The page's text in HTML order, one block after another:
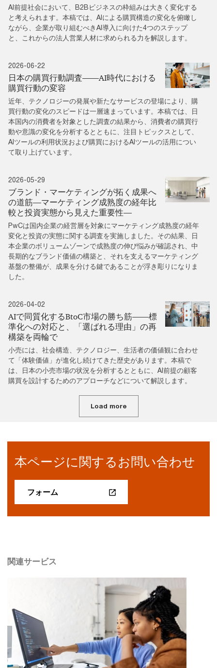
AI前提社会において、B2Bビジネスの枠組みは大きく変化する
と考えられます。本稿では、AIによる購買構造の変化を俯瞰し
ながら、企業が取り組むべきAI導入に向けた4つのステップ
と、これからの法人営業人材に求められる力を解説します。
2026-06-22
日本の購買行動調査――AI時代における
購買行動の変容
近年、テクノロジーの発展や新たなサービスの登場により、購
買行動の変化のスピードは一層速まっています。本稿では、日
本国内の消費者を対象とした調査の結果から、消費者の購買行
動や意識の変化を分析するとともに、注目トピックスとして、
AIツールの利用状況および購買におけるAIツールの活用につい
て取り上げています。
2026-05-29
ブランド・マーケティングが拓く成果へ
の道筋―マーケティング成熟度の経年比
較と投資実態から見えた重要性―
PwCは国内企業の経営層を対象にマーケティング成熟度の経年
変化と投資の実態に関する調査を実施しました。その結果、日
本企業のボリュームゾーンで成熟度の伸び悩みが確認され、中
長期的なブランド価値の構築と、それを支えるマーケティング
基盤の整備が、成果を分ける鍵であることが浮き彫りになりま
した。
2026-04-02
AIで同質化するBtoC市場の勝ち筋――標
準化への対応と、「選ばれる理由」の再
構築を両輪で
小売には、社会構造、テクノロジー、生活者の価値観に合わせ
て「体験価値」が進化し続けてきた歴史があります。本稿で
は、日本の小売市場の状況を分析するとともに、AI前提の顧客
購買を設計するためのアプローチなどについて解説します。
Load more
本ページに関するお問い合わせ
フォーム
関連サービス